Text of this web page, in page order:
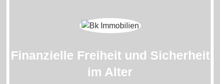
Finanzielle Freiheit und Sicherheit
im Alter